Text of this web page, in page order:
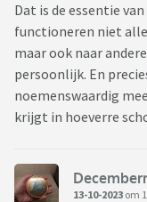
Dat is de essentie
functioneren niet
maar ook naar
persoonlijk. En
noemenswaardig
krijgt in hoeverre
13-10-2023 om